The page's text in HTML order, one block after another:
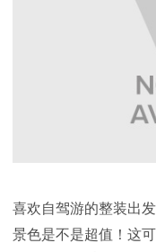
喜欢自驾游的整装出
景色是不是超值！这